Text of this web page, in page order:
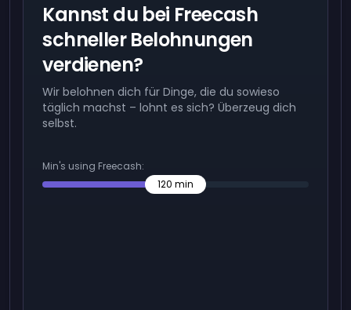
Kannst du bei Freecash
schneller Belohnungen
verdienen?
Wir belohnen dich für Dinge, die du sowieso
täglich machst – lohnt es sich? Überzeug dich
selbst.
Min's using Freecash:
120 min